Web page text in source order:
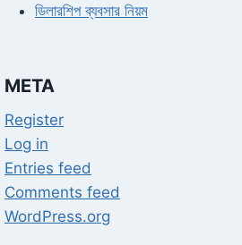
ডিলারশিপ ব্যবসার নিয়ম
META
Register
Log in
Entries feed
Comments feed
WordPress.org